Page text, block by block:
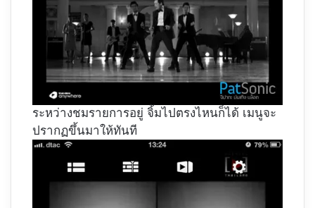
ระหว่างชมรายการอยู่ จิ้มไปตรงไหนก็ได้ เมนูจะ
ปรากฏขึ้นมาให้ทันที